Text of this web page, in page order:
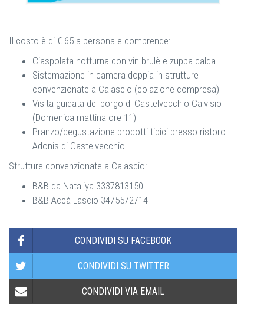
Il costo è di € 65 a persona e comprende:
Ciaspolata notturna con vin brulè e zuppa calda
Sistemazione in camera doppia in strutture
convenzionate a Calascio (colazione compresa)
Visita guidata del borgo di Castelvecchio Calvisio
(Domenica mattina ore 11)
Pranzo/degustazione prodotti tipici presso ristoro
Adonis di Castelvecchio
Strutture convenzionate a Calascio:
B&B da Nataliya 3337813150
B&B Accà Lascio 3475572714
CONDIVIDI SU FACEBOOK
CONDIVIDI SU TWITTER
CONDIVIDI VIA EMAIL